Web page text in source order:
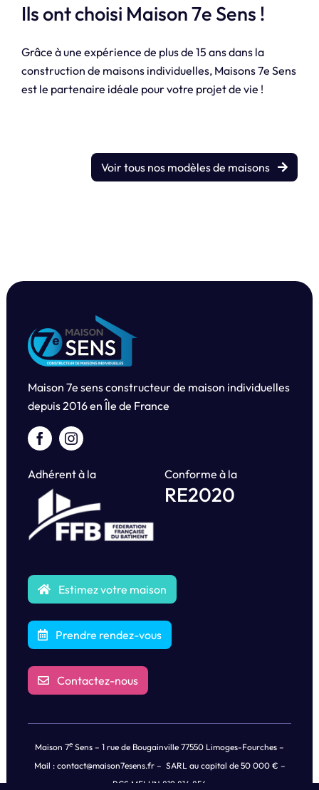
Ils ont choisi Maison 7e Sens !
Grâce à une expérience de plus de 15 ans dans la
construction de maisons individuelles, Maisons 7e Sens
est le partenaire idéale pour votre projet de vie !
Voir tous nos modèles de maisons
Maison 7e sens constructeur de maison individuelles
depuis2016 en Île de France
Adhérent à la Conforme à la
RE2020
Estimez votre maison
Prendre rendez-vous
Contactez-nous
Maison 7e Sens – 1 rue de Bougainville 77550 Limoges-Fourches –
Mail : contact@maison7esens.fr– SARL au capital de 50 000 € –
RCS MELUN 819 814 856